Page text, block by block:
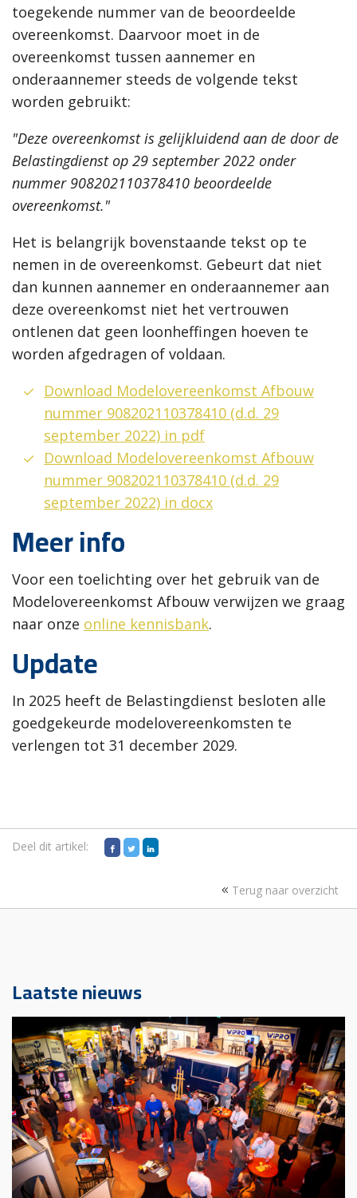
toegekende nummer van de beoordeelde
overeenkomst. Daarvoor moet in de
overeenkomst tussen aannemer en
onderaannemer steeds de volgende tekst
worden gebruikt:
"Deze overeenkomst is gelijkluidend aan de door de
Belastingdienst op 29 september 2022 onder
nummer 908202110378410 beoordeelde
overeenkomst."
Het is belangrijk bovenstaande tekst op te
nemen in de overeenkomst. Gebeurt dat niet
dan kunnen aannemer en onderaannemer aan
deze overeenkomst niet het vertrouwen
ontlenen dat geen loonheffingen hoeven te
worden afgedragen of voldaan.
Download Modelovereenkomst Afbouw
nummer 908202110378410 (d.d. 29
september 2022) in pdf
Download Modelovereenkomst Afbouw
nummer 908202110378410 (d.d. 29
september 2022) in docx
Meer info
Voor een toelichting over het gebruik van de
Modelovereenkomst Afbouw verwijzen we graag
naar onze online kennisbank.
Update
In 2025 heeft de Belastingdienst besloten alle
goedgekeurde modelovereenkomsten te
verlengen tot 31 december 2029.
Deel dit artikel:
Terug naar overzicht
Laatste nieuws